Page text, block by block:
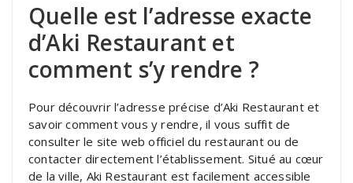
Quelle est l’adresse exacte
d’Aki Restaurant et
comment s’y rendre ?
Pour découvrir l’adresse précise d’Aki Restaurant et
savoir comment vous y rendre, il vous suffit de
consulter le site web officiel du restaurant ou de
contacter directement l’établissement. Situé au cœur
de la ville, Aki Restaurant est facilement accessible